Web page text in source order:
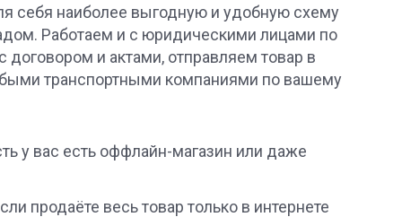
себя наиболее выгодную и удобную схему
Работаем и с юридическими лицами по
договором и актами, отправляем товар в
транспортными компаниями по вашему
у вас есть оффлайн-магазин или даже
продаёте весь товар только в интернете